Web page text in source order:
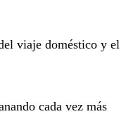
viaje doméstico y el
cada vez más